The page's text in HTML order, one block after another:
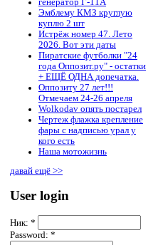
Эмблему КМЗ круглую
куплю 2 шт
Истрёж номер 47. Лето
2026. Вот эти даты
Пиратские футболки "24
года Оппозит.ру" - остатки
+ ЕЩЁ ОДНА допечатка.
Оппозиту 27 лет!!!
Отмечаем 24-26 апреля
Wolkodav опять постарел
Чертеж флажка крепление
фары с надписью урал у
кого есть
Наша мотожизнь
давай ещё >>
User login
Ник: *
Password: *